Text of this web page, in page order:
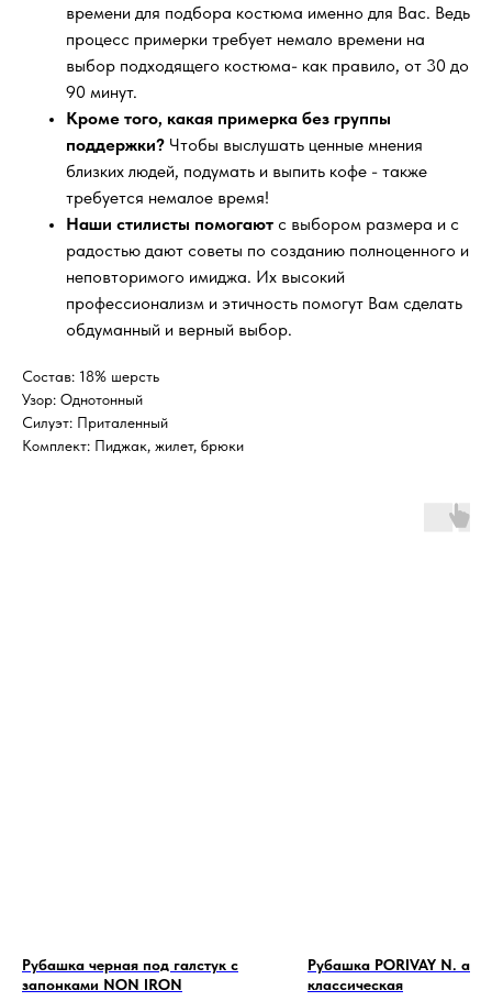
времени для подбора костюма именно для Вас. Ведь
процесс примерки требует немало времени на
выбор подходящего костюма- как правило, от 30 до
90 минут.
Кроме того, какая примерка без группы
поддержки? Чтобы выслушать ценные мнения
близких людей, подумать и выпить кофе - также
требуется немалое время!
Наши стилисты помогают с выбором размера и с
радостью дают советы по созданию полноценного и
неповторимого имиджа. Их высокий
профессионализм и этичность помогут Вам сделать
обдуманный и верный выбор.
Состав: 18% шерсть
Узор: Однотонный
Силуэт: Приталенный
Комплект: Пиджак, жилет, брюки
Рубашка черная под галстук с
запонками NON IRON
Рубашка PORIVAY N.
классическая